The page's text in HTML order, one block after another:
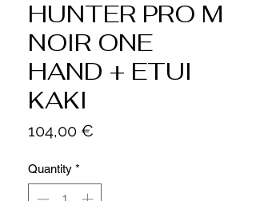
HUNTER PRO M
NOIR ONE
HAND + ETUI
KAKI
104,00 €
Quantity *